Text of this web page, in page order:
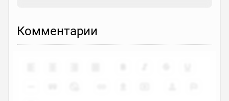
Комментарии